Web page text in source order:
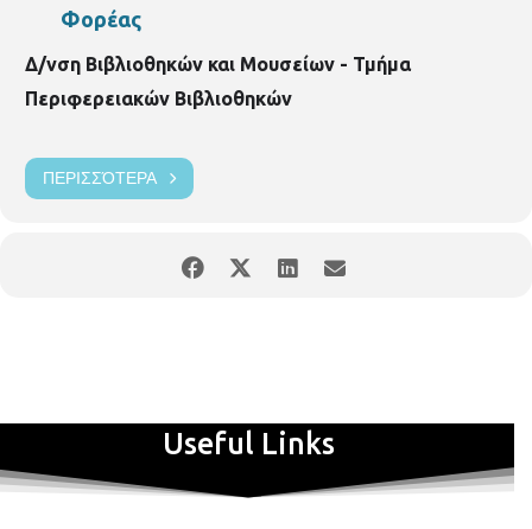
Φορέας
Δ/νση Βιβλιοθηκών και Μουσείων - Τμήμα
Περιφερειακών Βιβλιοθηκών
ΠΕΡΙΣΣΌΤΕΡΑ
Useful Links